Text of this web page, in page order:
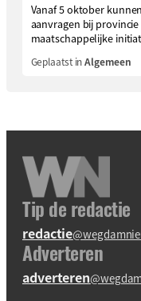
Vanaf 5 oktober
aanvragen bij
maatschappelijke
Geplaatst inAlgemeen
Tip de redactie
redactie
Adverteren
adverteren